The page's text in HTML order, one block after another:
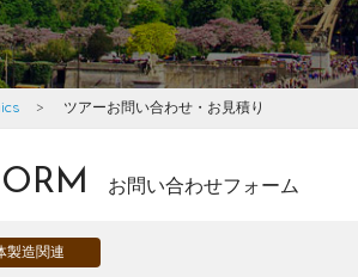
ツアーお問い合わせ・お見積り
お問い合わせフォーム
製造関連